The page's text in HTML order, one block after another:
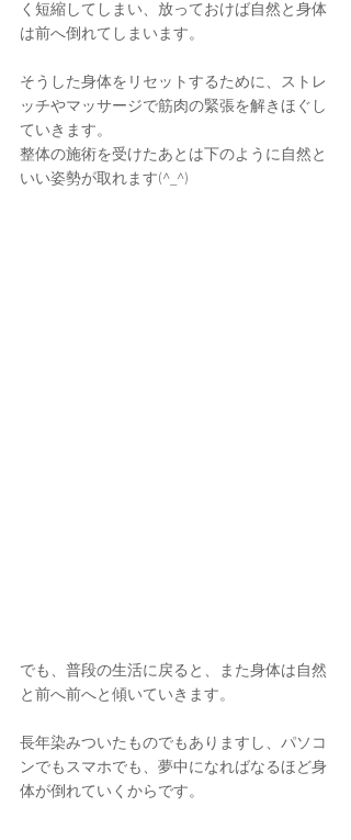
く短縮してしまい、放っておけば自然と身体
は前へ倒れてしまいます。
そうした身体をリセットするために、ストレ
ッチやマッサージで筋肉の緊張を解きほぐし
ていきます。
整体の施術を受けたあとは下のように自然と
いい姿勢が取れます(^_^)
でも、普段の生活に戻ると、また身体は自然
と前へ前へと傾いていきます。
長年染みついたものでもありますし、パソコ
ンでもスマホでも、夢中になればなるほど身
体が倒れていくからです。